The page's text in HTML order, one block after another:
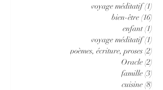
voyage méditatif (1)
bien-être (16)
enfant (1)
voyage méditatif (1)
poèmes, écriture, proses (2)
Oracle (2)
famille (3)
cuisine (8)